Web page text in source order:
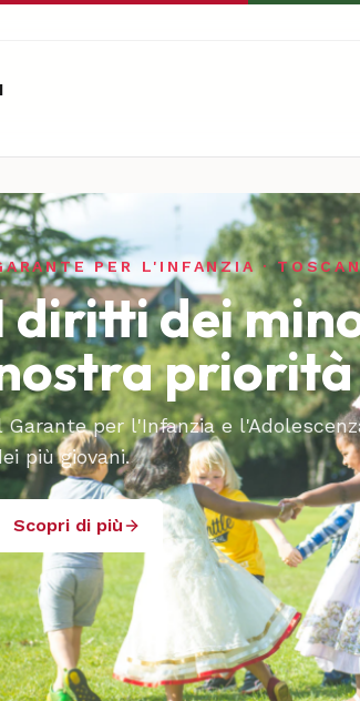
PER L'INFANZIA ·
diritti dei
priorità
Garante per l'Infanzia e
più giovani.
Scopri di più